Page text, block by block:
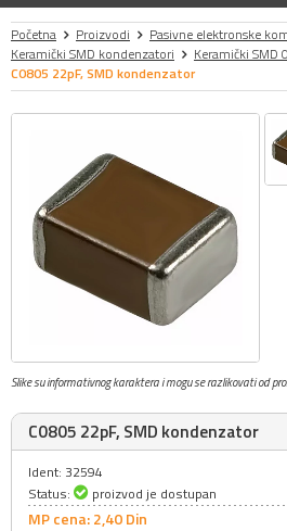
Početna Proizvodi Pasivne elektronske
Keramički SMD kondenzatori
Keramički
C0805 22pF, SMD kondenzator
Slike su informativnog karaktera i mogu se razlikovati od
C0805 22pF, SMD kondenzator
Ident: 32594
Status:
proizvod je dostupan
MP cena: 2,40Din